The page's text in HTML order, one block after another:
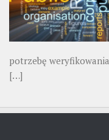
potrzebę
[…]